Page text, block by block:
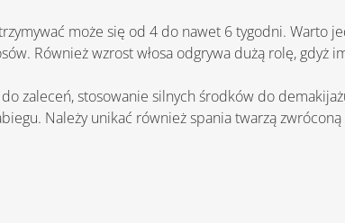
Również wzrost włosa odgrywa dużą rolę, gdyż
Należy unikać również spania twarzą